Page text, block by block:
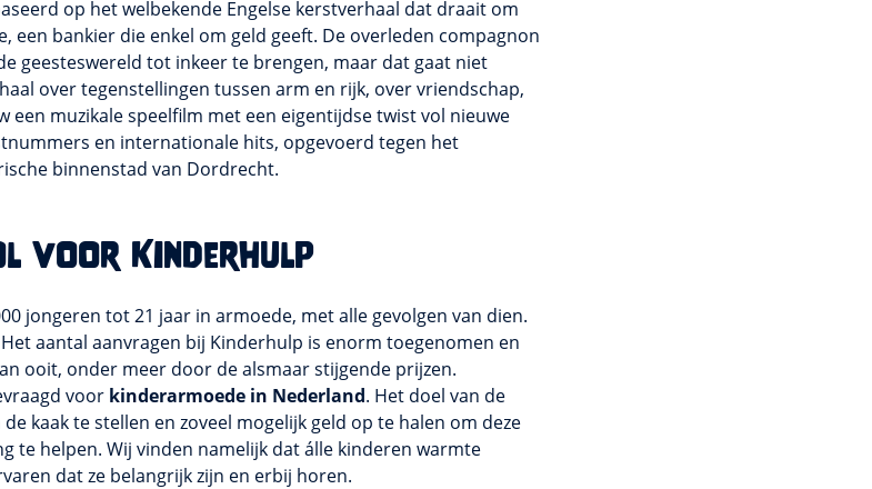
op het welbekende Engelse kerstverhaal dat draait om
een bankier die enkel om geld geeft. De overleden compagnon
geesteswereld tot inkeer te brengen, maar dat gaat niet
over tegenstellingen tussen arm en rijk, over vriendschap,
een muzikale speelfilm met een eigentijdse twist vol nieuwe
en internationale hits, opgevoerd tegen het
binnenstad van Dordrecht.
voor Kinderhulp
jongeren tot 21 jaar in armoede, met alle gevolgen van dien.
aantal aanvragen bij Kinderhulp is enorm toegenomen en
ooit, onder meer door de alsmaar stijgende prijzen.
voor kinderarmoede in Nederland. Het doel van de
kaak te stellen en zoveel mogelijk geld op te halen om deze
te helpen. Wij vinden namelijk dat álle kinderen warmte
dat ze belangrijk zijn en erbij horen.